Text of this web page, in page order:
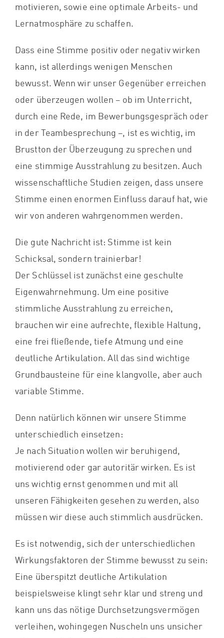
motivieren, sowie eine optimale Arbeits- und
Lernatmosphäre zu schaffen.
Dass eine Stimme positiv oder negativ wirken
kann, ist allerdings wenigen Menschen
bewusst. Wenn wir unser Gegenüber erreichen
oder überzeugen wollen – ob im Unterricht,
durch eine Rede, im Bewerbungsgespräch oder
in der Teambesprechung –, ist es wichtig, im
Brustton der Überzeugung zu sprechen und
eine stimmige Ausstrahlung zu besitzen. Auch
wissenschaftliche Studien zeigen, dass unsere
Stimme einen enormen Einfluss darauf hat, wie
wir von anderen wahrgenommen werden.
Die gute Nachricht ist: Stimme ist kein
Schicksal, sondern trainierbar!
Der Schlüssel ist zunächst eine geschulte
Eigenwahrnehmung. Um eine positive
stimmliche Ausstrahlung zu erreichen,
brauchen wir eine aufrechte, flexible Haltung,
eine frei fließende, tiefe Atmung und eine
deutliche Artikulation. All das sind wichtige
Grundbausteine für eine klangvolle, aber auch
variable Stimme.
Denn natürlich können wir unsere Stimme
unterschiedlich einsetzen:
Je nach Situation wollen wir beruhigend,
motivierend oder gar autoritär wirken. Es ist
uns wichtig ernst genommen und mit all
unseren Fähigkeiten gesehen zu werden, also
müssen wir diese auch stimmlich ausdrücken.
Es ist notwendig, sich der unterschiedlichen
Wirkungsfaktoren der Stimme bewusst zu sein:
Eine überspitzt deutliche Artikulation
beispielsweise klingt sehr klar und streng und
kann uns das nötige Durchsetzungsvermögen
verleihen, wohingegen Nuscheln uns unsicher